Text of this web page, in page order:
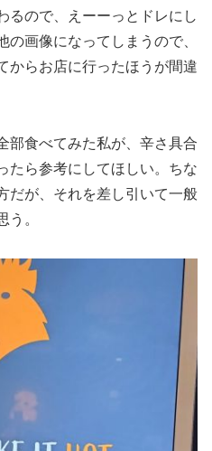
るので、えーーっとドレにし
の画像になってしまうので、
からお店に行ったほうが間違
部食べてみた私が、辛さ具合
たら参考にしてほしい。ちな
だが、それを差し引いて一般
う。